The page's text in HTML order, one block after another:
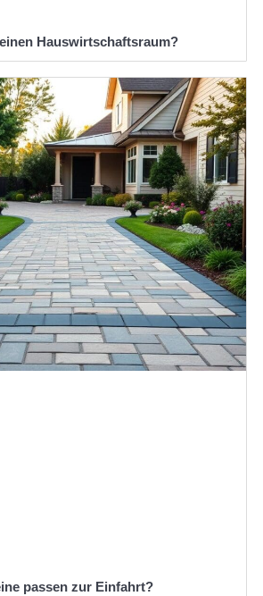
Hauswirtschaftsraum?
passen zur Einfahrt?